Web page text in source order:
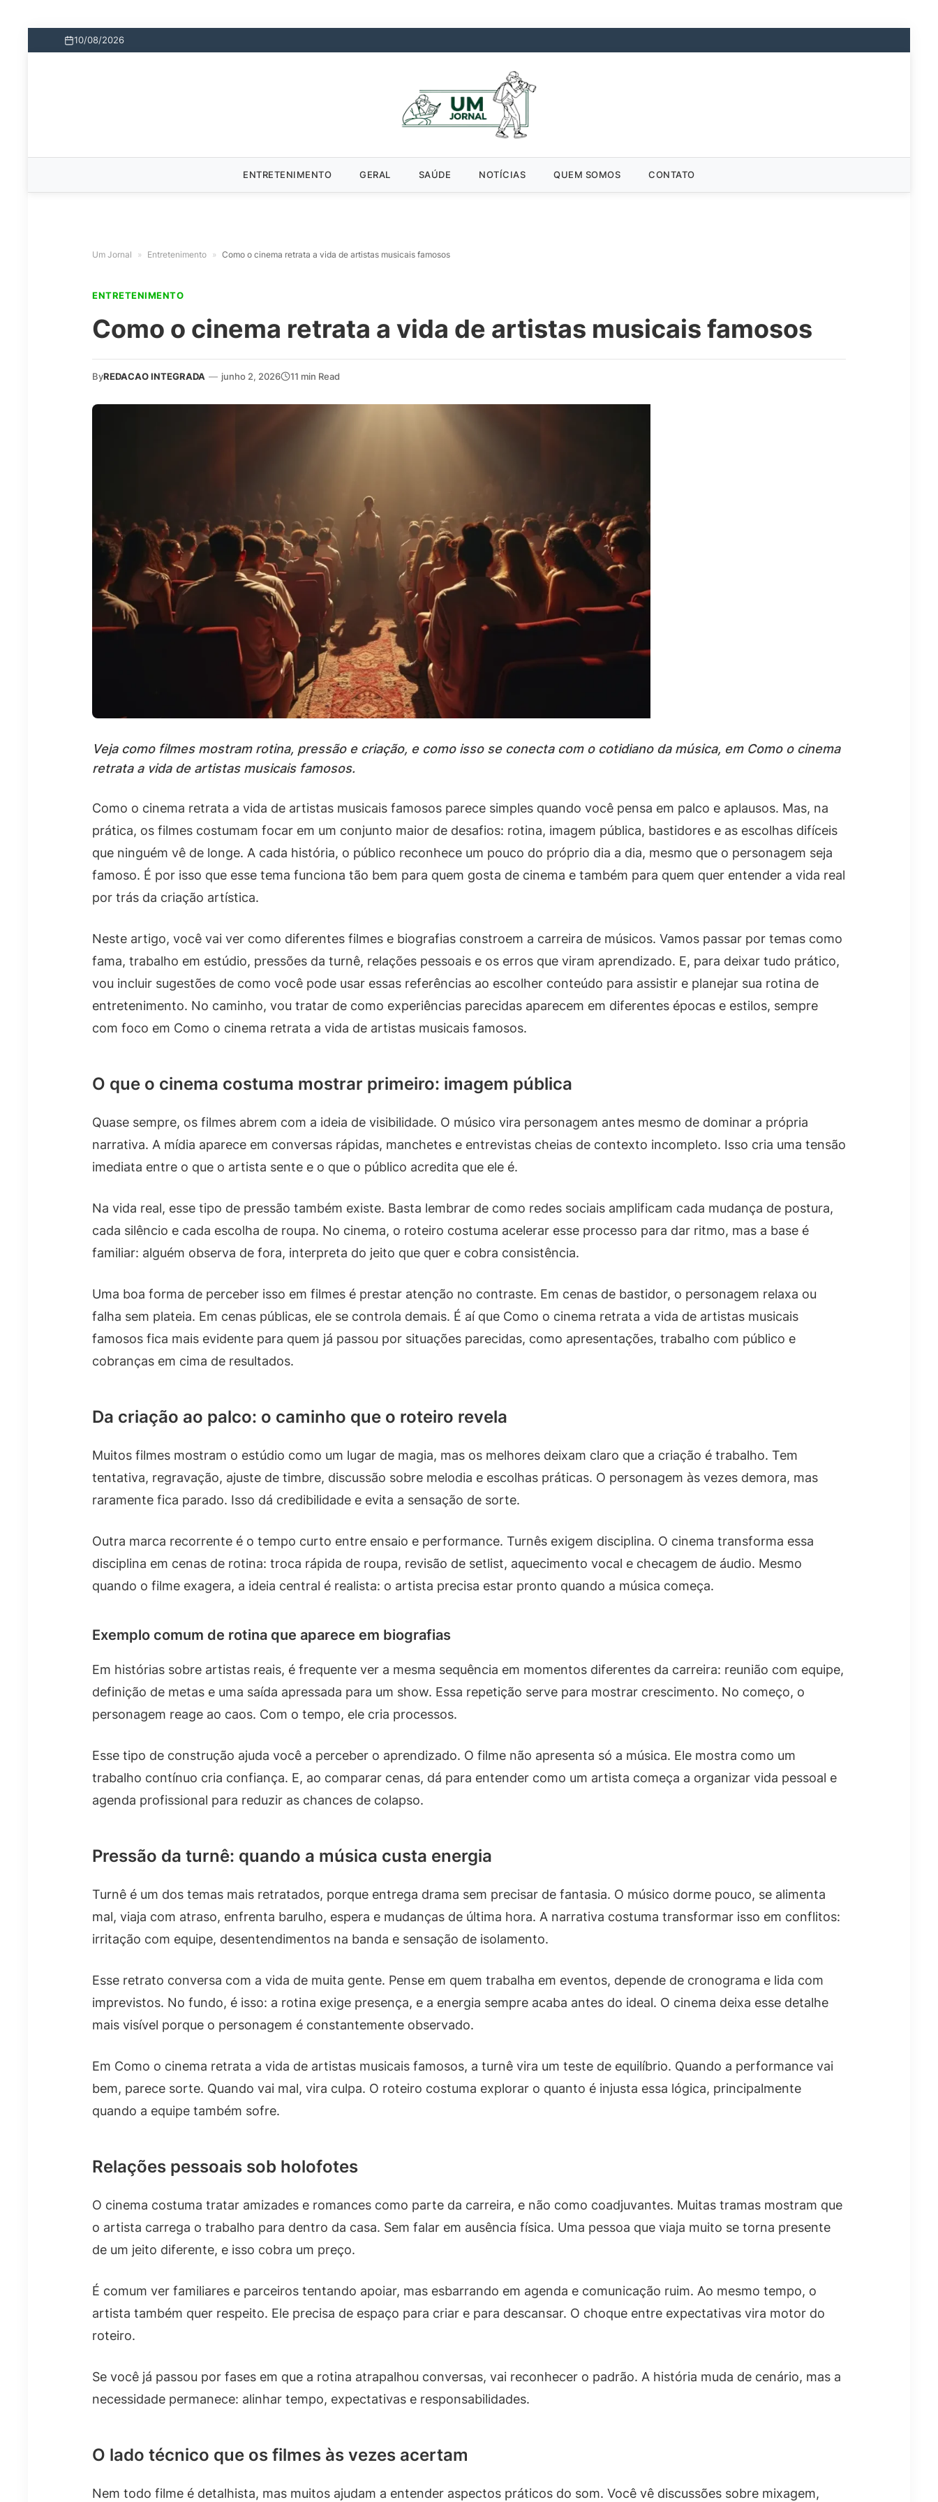
10/08/2026
ENTRETENIMENTO GERAL SAÚDE NOTÍCIAS QUEM SOMOS CONTATO
Um Jornal » Entretenimento » Como o cinema retrata a vida de artistas musicais famosos
ENTRETENIMENTO
Como o cinema retrata a vida de artistas musicais famosos
ByREDACAO INTEGRADA — junho 2, 2026 11 min Read
Veja como filmes mostram rotina, pressão e criação, e como isso se conecta com o cotidiano da música, em Como o cinema
retrata a vida de artistas musicais famosos.
Como o cinema retrata a vida de artistas musicais famosos parece simples quando você pensa em palco e aplausos. Mas, na
prática, os filmes costumam focar em um conjunto maior de desafios: rotina, imagem pública, bastidores e as escolhas difíceis
que ninguém vê de longe. A cada história, o público reconhece um pouco do próprio dia a dia, mesmo que o personagem seja
famoso. É por isso que esse tema funciona tão bem para quem gosta de cinema e também para quem quer entender a vida real
por trás da criação artística.
Neste artigo, você vai ver como diferentes filmes e biografias constroem a carreira de músicos. Vamos passar por temas como
fama, trabalho em estúdio, pressões da turnê, relações pessoais e os erros que viram aprendizado. E, para deixar tudo prático,
vou incluir sugestões de como você pode usar essas referências ao escolher conteúdo para assistir e planejar sua rotina de
entretenimento. No caminho, vou tratar de como experiências parecidas aparecem em diferentes épocas e estilos, sempre
com foco em Como o cinema retrata a vida de artistas musicais famosos.
O que o cinema costuma mostrar primeiro: imagem pública
Quase sempre, os filmes abrem com a ideia de visibilidade. O músico vira personagem antes mesmo de dominar a própria
narrativa. A mídia aparece em conversas rápidas, manchetes e entrevistas cheias de contexto incompleto. Isso cria uma tensão
imediata entre o que o artista sente e o que o público acredita que ele é.
Na vida real, esse tipo de pressão também existe. Basta lembrar de como redes sociais amplificam cada mudança de postura,
cada silêncio e cada escolha de roupa. No cinema, o roteiro costuma acelerar esse processo para dar ritmo, mas a base é
familiar: alguém observa de fora, interpreta do jeito que quer e cobra consistência.
Uma boa forma de perceber isso em filmes é prestar atenção no contraste. Em cenas de bastidor, o personagem relaxa ou
falha sem plateia. Em cenas públicas, ele se controla demais. É aí que Como o cinema retrata a vida de artistas musicais
famosos fica mais evidente para quem já passou por situações parecidas, como apresentações, trabalho com público e
cobranças em cima de resultados.
Da criação ao palco: o caminho que o roteiro revela
Muitos filmes mostram o estúdio como um lugar de magia, mas os melhores deixam claro que a criação é trabalho. Tem
tentativa, regravação, ajuste de timbre, discussão sobre melodia e escolhas práticas. O personagem às vezes demora, mas
raramente fica parado. Isso dá credibilidade e evita a sensação de sorte.
Outra marca recorrente é o tempo curto entre ensaio e performance. Turnês exigem disciplina. O cinema transforma essa
disciplina em cenas de rotina: troca rápida de roupa, revisão de setlist, aquecimento vocal e checagem de áudio. Mesmo
quando o filme exagera, a ideia central é realista: o artista precisa estar pronto quando a música começa.
Exemplo comum de rotina que aparece em biografias
Em histórias sobre artistas reais, é frequente ver a mesma sequência em momentos diferentes da carreira: reunião com equipe,
definição de metas e uma saída apressada para um show. Essa repetição serve para mostrar crescimento. No começo, o
personagem reage ao caos. Com o tempo, ele cria processos.
Esse tipo de construção ajuda você a perceber o aprendizado. O filme não apresenta só a música. Ele mostra como um
trabalho contínuo cria confiança. E, ao comparar cenas, dá para entender como um artista começa a organizar vida pessoal e
agenda profissional para reduzir as chances de colapso.
Pressão da turnê: quando a música custa energia
Turnê é um dos temas mais retratados, porque entrega drama sem precisar de fantasia. O músico dorme pouco, se alimenta
mal, viaja com atraso, enfrenta barulho, espera e mudanças de última hora. A narrativa costuma transformar isso em conflitos:
irritação com equipe, desentendimentos na banda e sensação de isolamento.
Esse retrato conversa com a vida de muita gente. Pense em quem trabalha em eventos, depende de cronograma e lida com
imprevistos. No fundo, é isso: a rotina exige presença, e a energia sempre acaba antes do ideal. O cinema deixa esse detalhe
mais visível porque o personagem é constantemente observado.
Em Como o cinema retrata a vida de artistas musicais famosos, a turnê vira um teste de equilíbrio. Quando a performance vai
bem, parece sorte. Quando vai mal, vira culpa. O roteiro costuma explorar o quanto é injusta essa lógica, principalmente
quando a equipe também sofre.
Relações pessoais sob holofotes
O cinema costuma tratar amizades e romances como parte da carreira, e não como coadjuvantes. Muitas tramas mostram que
o artista carrega o trabalho para dentro da casa. Sem falar em ausência física. Uma pessoa que viaja muito se torna presente
de um jeito diferente, e isso cobra um preço.
É comum ver familiares e parceiros tentando apoiar, mas esbarrando em agenda e comunicação ruim. Ao mesmo tempo, o
artista também quer respeito. Ele precisa de espaço para criar e para descansar. O choque entre expectativas vira motor do
roteiro.
Se você já passou por fases em que a rotina atrapalhou conversas, vai reconhecer o padrão. A história muda de cenário, mas a
necessidade permanece: alinhar tempo, expectativas e responsabilidades.
O lado técnico que os filmes às vezes acertam
Nem todo filme é detalhista, mas muitos ajudam a entender aspectos práticos do som. Você vê discussões sobre mixagem,